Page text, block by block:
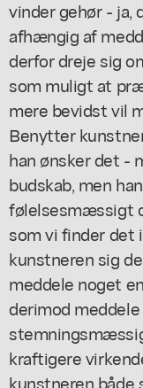
vinder gehør - ja,
afhængig af
derfor dreje sig
som muligt at
mere bevidst vil
Benytter
han ønsker det -
budskab, men
følelsesmæssigt
som vi finder det
kunstneren sig
meddele noget
derimod
kraftigere
kunstneren både